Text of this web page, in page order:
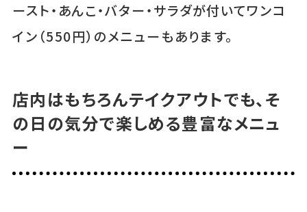
ースト・あんこ・バター・サラダが付いてワンコ
イン（550円）のメニューもあります。
店内はもちろんテイクアウトでも、そ
の日の気分で楽しめる豊富なメニュ
ー